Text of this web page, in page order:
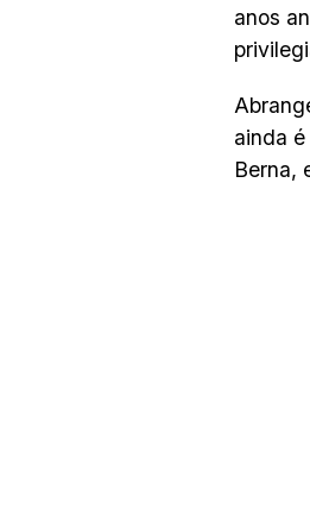
anos
ainda
Berna,